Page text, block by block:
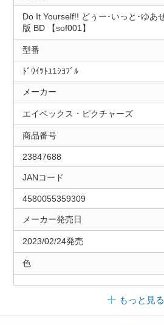
Do It Yourself!! どぅー･いっと･ゆあ
版 BD 【sof001】
型番
ﾄﾞｳｲﾂﾄﾕ1ｼﾖﾌﾞﾙ
メーカー
エイベックス・ピクチャーズ
商品番号
23847688
JANコード
4580055359309
メーカー発売日
2023/02/24発売
色
もっと見る